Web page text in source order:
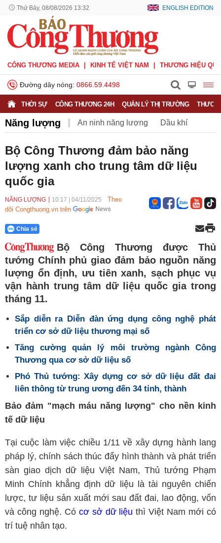
Thứ Bảy, 08/08/2026 13:32 ENGLISH EDITION
CÔNG THƯƠNG MEDIA KINH TẾ VIỆT NAM THƯƠNG HIỆU
Đường dây nóng: 0866.59.4498
THỜI SỰ CÔNG THƯƠNG 24H QUẢN LÝ THỊ TRƯỜNG
Năng lượng An ninh năng lượng Dầu khí
Bộ Công Thương đảm bảo năng
lượng xanh cho trung tâm dữ liệu
quốc gia
NĂNG LƯỢNG 10:17 04/11/2025
Theo
dõi Congthuong.vn trên
Chia sẻ
Bộ Công Thương được Thủ
tướng Chính phủ giao đảm bảo nguồn năng
lượng ổn định, ưu tiên xanh, sạch phục vụ
vận hành trung tâm dữ liệu quốc gia trong
tháng 11.
Sắp diễn ra Diễn đàn ứng dụng công nghệ phát
triển cơ sở dữ liệu thương mại số
Tăng cường quản lý môi trường ngành Công
Thương qua cơ sở dữ liệu số
Phó Thủ tướng: Xây dựng cơ sở dữ liệu đất đai
liên thông từ trung ương đến 34 tỉnh, thành
Bảo đảm "mạch máu năng lượng" cho nền kinh
tế dữ liệu
Tại cuộc làm việc chiều 1/11 về xây dựng hành lang
pháp lý, chính sách thúc đẩy hình thành và phát triển
sàn giao dịch dữ liệu Việt Nam, Thủ tướng Phạm
Minh Chính khẳng định dữ liệu là tài nguyên chiến
lược, tư liệu sản xuất mới sau đất đai, lao động, vốn
và công nghệ. Có cơ sở dữ liệu thì Việt Nam mới có
trí tuệ nhân tạo.